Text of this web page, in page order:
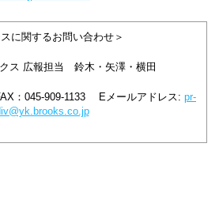
に関するお問い合わせ＞
ス 広報担当 鈴木・矢澤・横田
：045-909-1133 Eメールアドレス: pr-